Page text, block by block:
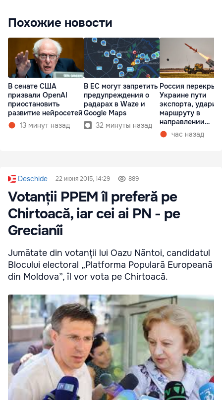
Похожие новости
В сенате США
призвали OpenAI
приостановить
развитие нейросетей
13 минут назад
В ЕС могут запретить
предупреждения о
радарах в Waze и
Google Maps
32 минуты назад
Россия
Украине пути
экспорта, ударив
маршруту в
направлении
Молдовы
час назад
Deschide 22 июня 2015, 14:29 889
Votanții PPEM îl preferă pe
Chirtoacă, iar cei ai PN - pe
Grecianîi
Jumătate din votanţii lui Oazu Năntoi, candidatul
Blocului electoral „Platforma Populară Europeană
din Moldova”, îl vor vota pe Chirtoacă.